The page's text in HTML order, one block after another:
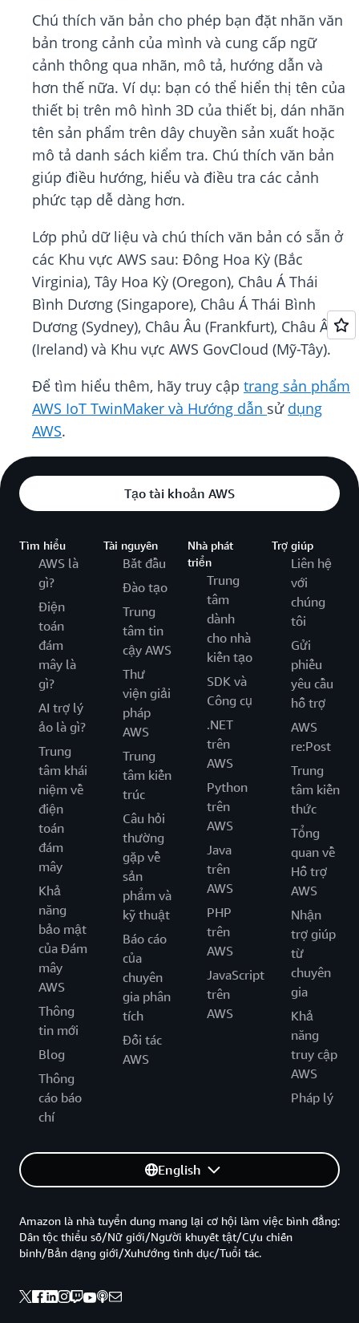
Chú thích văn bản cho phép bạn đặt nhãn văn
bản trong cảnh của mình và cung cấp ngữ
cảnh thông qua nhãn, mô tả, hướng dẫn và
hơn thế nữa. Ví dụ: bạn có thể hiển thị tên của
thiết bị trên mô hình 3D của thiết bị, dán nhãn
tên sản phẩm trên dây chuyền sản xuất hoặc
mô tả danh sách kiểm tra. Chú thích văn bản
giúp điều hướng, hiểu và điều tra các cảnh
phức tạp dễ dàng hơn.
Lớp phủ dữ liệu và chú thích văn bản có sẵn ở
các Khu vực AWS sau: Đông Hoa Kỳ (Bắc
Virginia), Tây Hoa Kỳ (Oregon), Châu Á Thái
Bình Dương (Singapore), Châu Á Thái Bình
Dương (Sydney), Châu Âu (Frankfurt), Châu Âu
(Ireland) và Khu vực AWS GovCloud (Mỹ-Tây).
Để tìm hiểu thêm, hãy truy cập trang sản phẩm
AWS IoT TwinMaker và Hướng dẫn sử dụng
AWS.
Tạo tài khoản AWS
Tìm hiểu
AWS là
gì?
Điện
toán
đám
mây là
gì?
AI trợ lý
ảo là gì?
Trung
tâm khái
niệm về
điện
toán
đám
mây
Khả
năng
bảo mật
của Đám
mây
AWS
Thông
tin mới
Blog
Thông
cáo báo
chí
Tài nguyên
Bắt đầu
Đào tạo
Trung
tâm tin
cậy AWS
Thư
viện giải
pháp
AWS
Trung
tâm kiến
trúc
Câu hỏi
thường
gặp về
sản
phẩm và
kỹ thuật
Báo cáo
của
chuyên
gia phân
tích
Đối tác
AWS
Nhà phát
triển
Trung
tâm
dành
cho nhà
kiến tạo
SDK và
Công cụ
.NET
trên
AWS
Python
trên
AWS
Java
trên
AWS
PHP
trên
AWS
JavaScript
trên
AWS
Trợ giúp
Liên hệ
với
chúng
tôi
Gửi
phiếu
yêu cầu
hỗ trợ
AWS
re:Post
Trung
tâm kiến
thức
Tổng
quan về
Hỗ trợ
AWS
Nhận
trợ giúp
từ
chuyên
gia
Khả
năng
truy cập
AWS
Pháp lý
English
Amazon là nhà tuyển dung mang lại cơ hội làm việc bình đẳng:
Dân tộc thiểu số/Nữ giới/Người khuyết tật/Cựu chiến
binh/Bản dạng giới/Xuhướng tình dục/Tuổi tác.